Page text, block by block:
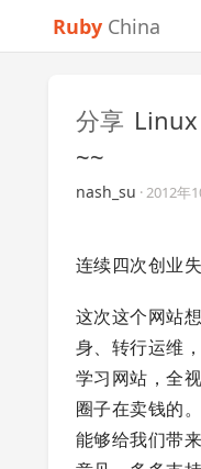
Ruby China
分享
~~
nash_su ·2012年
连续四次创业
这次这个网站
身、转行运维
学习网站，全
圈子在卖钱的
能够给我们带